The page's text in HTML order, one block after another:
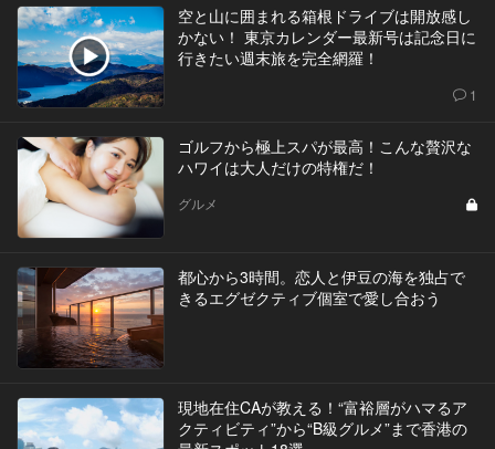
空と山に囲まれる箱根ドライブは開放感し
かない！ 東京カレンダー最新号は記念日に
行きたい週末旅を完全網羅！
1
ゴルフから極上スパが最高！こんな贅沢な
ハワイは大人だけの特権だ！
グルメ
都心から3時間。恋人と伊豆の海を独占で
きるエグゼクティブ個室で愛し合おう
現地在住CAが教える！“富裕層がハマるア
クティビティ”から“B級グルメ”まで香港の